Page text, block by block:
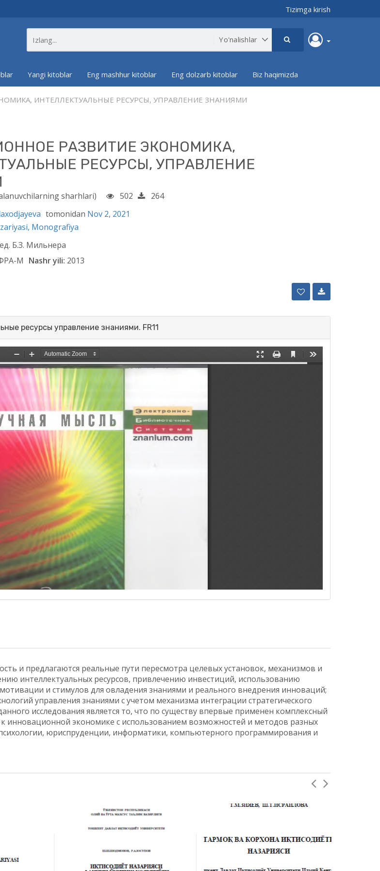
Tizimga kirish
Yangi kitoblar Eng mashhur kitoblar Eng dolzarb kitoblar Biz haqimizda
ИНТЕЛЛЕКТУАЛЬНЫЕ РЕСУРСЫ, УПРАВЛЕНИЕ ЗНАНИЯМИ
РАЗВИТИЕ ЭКОНОМИКА,
РЕСУРСЫ, УПРАВЛЕНИЕ
sharhlari) 502
264
tomonidan Nov 2, 2021
Monografiya
Б.З. Мильнера
М Nashr yili: 2013
ресурсы управление знаниями. FR11
и предлагаются реальные пути пересмотра целевых установок, механизмов и
интеллектуальных ресурсов, привлечению инвестиций, использованию
и стимулов для овладения знаниями и реального внедрения инноваций;
управления знаниями с учетом механизма интеграции стратегического
исследования является то, что по существу впервые применен комплексный
инновационной экономике с использованием возможностей и методов разных
юриспруденции, информатики, компьютерного программирования и